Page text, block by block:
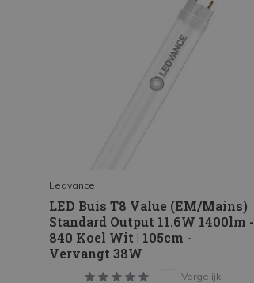
Ledvance
LED Buis T8 Value (EM/Mains)
Standard Output 11.6W 1400lm -
840 Koel Wit | 105cm -
Vervangt 38W
Vergelijk